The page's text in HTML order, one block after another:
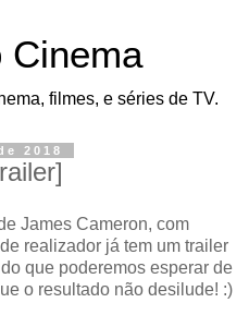
Cinema
filmes, e séries de TV.
2018
James Cameron, com
realizador já tem um trailer
que poderemos esperar de
o resultado não desilude! :)